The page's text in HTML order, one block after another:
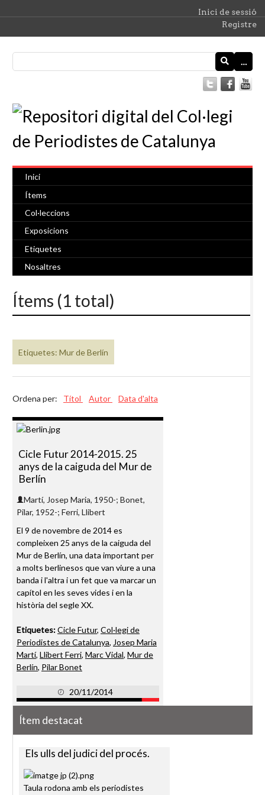
Inici de sessió
Registre
…
Inici
Ítems
Col·leccions
Exposicions
Etiquetes
Nosaltres
Ítems (1 total)
Etiquetes: Mur de Berlín
Ordena per: Títol Autor Data d'alta
Cicle Futur 2014-2015. 25
anys de la caiguda del Mur de
Berlín
Martí, Josep Maria, 1950-; Bonet,
Pilar, 1952-; Ferri, Llibert
El 9 de novembre de 2014 es
compleixen 25 anys de la caiguda del
Mur de Berlín, una data important per
a molts berlinesos que van viure a una
banda i l'altra i un fet que va marcar un
capítol en les seves vides i en la
història del segle XX.
Etiquetes:Cicle Futur, Col·legi de
Periodistes de Catalunya, Josep Maria
Martí, Llibert Ferri, Marc Vidal, Mur de
Berlín, Pilar Bonet
20/11/2014
Ítem destacat
Els ulls del judici del procés.
Taula rodona amb els periodistes